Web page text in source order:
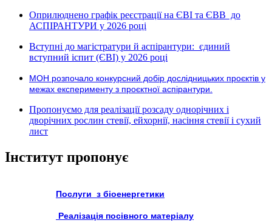
Оприлюднено графік реєстрації на ЄВІ та ЄВВ до
АСПІРАНТУРИ у 2026 році
Вступні до магістратури й аспірантури: єдиний
вступний іспит (ЄВІ) у 2026 році
МОН розпочало конкурсний добір дослідницьких проєктів у
межах експерименту з проєктної аспірантури.
Пропонуємо для реалізації розсаду однорічних і
дворічних рослин стевії, ейхорнії, насіння стевії і сухий
лист
Інститут пропонує
Послуги з біоенергетики
Реалізація посівного матеріалу